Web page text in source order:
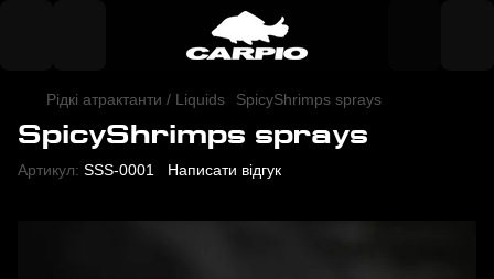
Рідкі атрактанти / Liquids SpicyShrimps sprays
SpicyShrimps sprays
Артикул: SSS-0001 Написати відгук